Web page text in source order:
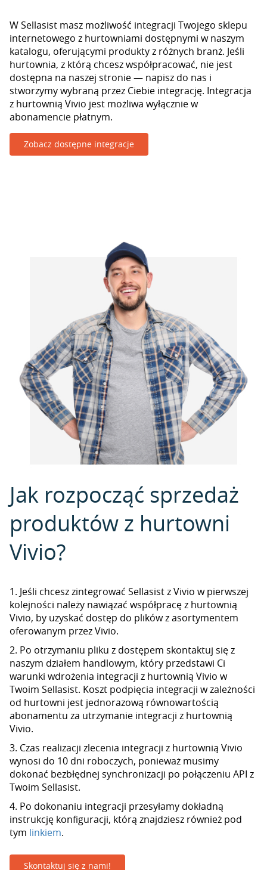
W Sellasist masz możliwość integracji Twojego sklepu
internetowego z hurtowniami dostępnymi w naszym
katalogu, oferującymi produkty z różnych branż. Jeśli
hurtownia, z którą chcesz współpracować, nie jest
dostępna na naszej stronie — napisz do nas i
stworzymy wybraną przez Ciebie integrację. Integracja
z hurtownią Vivio jest możliwa wyłącznie w
abonamencie płatnym.
Zobacz dostępne integracje
Jak rozpocząć sprzedaż
produktów z hurtowni
Vivio?
1. Jeśli chcesz zintegrować Sellasist z Vivio w pierwszej
kolejności należy nawiązać współpracę z hurtownią
Vivio, by uzyskać dostęp do plików z asortymentem
oferowanym przez Vivio.
2. Po otrzymaniu pliku z dostępem skontaktuj się z
naszym działem handlowym, który przedstawi Ci
warunki wdrożenia integracji z hurtownią Vivio w
Twoim Sellasist. Koszt podpięcia integracji w zależności
od hurtowni jest jednorazową równowartością
abonamentu za utrzymanie integracji z hurtownią
Vivio.
3. Czas realizacji zlecenia integracji z hurtownią Vivio
wynosi do 10 dni roboczych, ponieważ musimy
dokonać bezbłędnej synchronizacji po połączeniu API z
Twoim Sellasist.
4. Po dokonaniu integracji przesyłamy dokładną
instrukcję konfiguracji, którą znajdziesz również pod
tym linkiem.
Skontaktuj się z nami!